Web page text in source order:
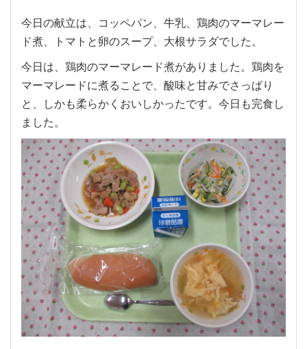
今日の献立は、コッペパン、牛乳、鶏肉のマーマレー
ド煮、トマトと卵のスープ、大根サラダでした。
今日は、鶏肉のマーマレード煮がありました。鶏肉を
マーマレードに煮ることで、酸味と甘みでさっぱり
と、しかも柔らかくおいしかったです。今日も完食し
ました。